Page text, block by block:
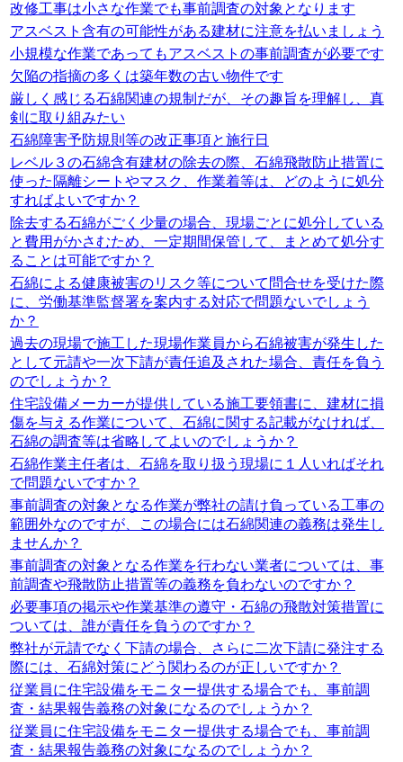
改修工事は小さな作業でも事前調査の対象となります
アスベスト含有の可能性がある建材に注意を払いましょう
小規模な作業であってもアスベストの事前調査が必要です
欠陥の指摘の多くは築年数の古い物件です
厳しく感じる石綿関連の規制だが、その趣旨を理解し、真
剣に取り組みたい
石綿障害予防規則等の改正事項と施行日
レベル３の石綿含有建材の除去の際、石綿飛散防止措置に
使った隔離シートやマスク、作業着等は、どのように処分
すればよいですか？
除去する石綿がごく少量の場合、現場ごとに処分している
と費用がかさむため、一定期間保管して、まとめて処分す
ることは可能ですか？
石綿による健康被害のリスク等について問合せを受けた際
に、労働基準監督署を案内する対応で問題ないでしょう
か？
過去の現場で施工した現場作業員から石綿被害が発生した
として元請や一次下請が責任追及された場合、責任を負う
のでしょうか？
住宅設備メーカーが提供している施工要領書に、建材に損
傷を与える作業について、石綿に関する記載がなければ、
石綿の調査等は省略してよいのでしょうか？
石綿作業主任者は、石綿を取り扱う現場に１人いればそれ
で問題ないですか？
事前調査の対象となる作業が弊社の請け負っている工事の
範囲外なのですが、この場合には石綿関連の義務は発生し
ませんか？
事前調査の対象となる作業を行わない業者については、事
前調査や飛散防止措置等の義務を負わないのですか？
必要事項の掲示や作業基準の遵守・石綿の飛散対策措置に
ついては、誰が責任を負うのですか？
弊社が元請でなく下請の場合、さらに二次下請に発注する
際には、石綿対策にどう関わるのが正しいですか？
従業員に住宅設備をモニター提供する場合でも、事前調
査・結果報告義務の対象になるのでしょうか？
従業員に住宅設備をモニター提供する場合でも、事前調
査・結果報告義務の対象になるのでしょうか？